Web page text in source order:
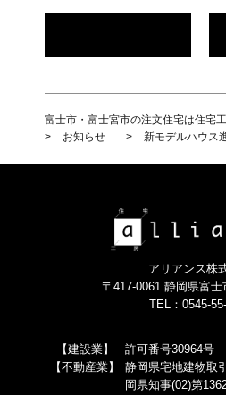
富士市・富士宮市の注文住宅は住宅
>
お知らせ > 新モデルハウス
アリアンス株
〒417-0061 静岡県富士
TEL：0545-
【建設業】
許可番号30964号
【不動産業】
静岡県宅地建物
岡県知事(02)第